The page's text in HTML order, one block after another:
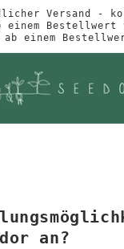
Versand -
einem
ab einem
an?